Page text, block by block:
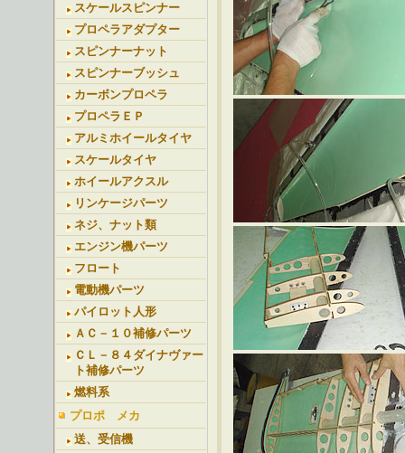
スケールスピンナー
プロペラアダプター
スピンナーナット
スピンナーブッシュ
カーボンプロペラ
プロペラＥＰ
アルミホイールタイヤ
スケールタイヤ
ホイールアクスル
リンケージパーツ
ネジ、ナット類
エンジン機パーツ
フロート
電動機パーツ
パイロット人形
ＡＣ－１０補修パーツ
ＣＬ－８４ダイナヴァー
ト補修パーツ
燃料系
プロポ メカ
送、受信機